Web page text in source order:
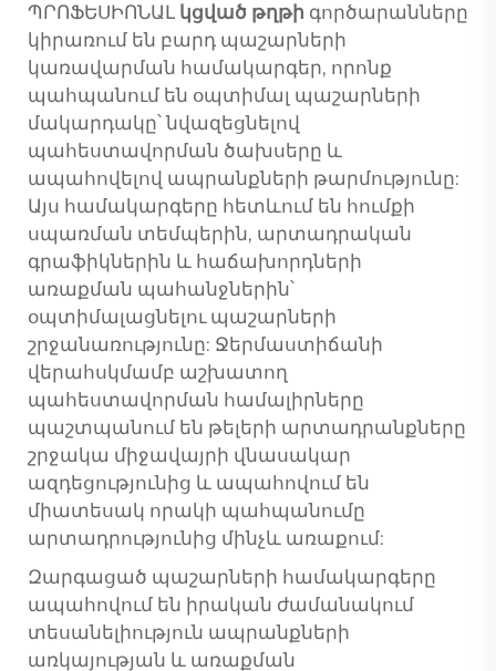
ՊՐՈՖԵՍԻՈՆԱԼ կցված թղթի գործարանները
կիրառում են բարդ պաշարների
կառավարման համակարգեր, որոնք
պահպանում են օպտիմալ պաշարների
մակարդակը՝ նվազեցնելով
պահեստավորման ծախսերը և
ապահովելով ապրանքների թարմությունը:
Այս համակարգերը հետևում են հումքի
սպառման տեմպերին, արտադրական
գրաֆիկներին և հաճախորդների
առաքման պահանջներին՝
օպտիմալացնելու պաշարների
շրջանառությունը: Ջերմաստիճանի
վերահսկմամբ աշխատող
պահեստավորման համալիրները
պաշտպանում են թելերի արտադրանքները
շրջակա միջավայրի վնասակար
ազդեցությունից և ապահովում են
միատեսակ որակի պահպանումը
արտադրությունից մինչև առաքում:
Զարգացած պաշարների համակարգերը
ապահովում են իրական ժամանակում
տեսանելիություն ապրանքների
առկայության և առաքման